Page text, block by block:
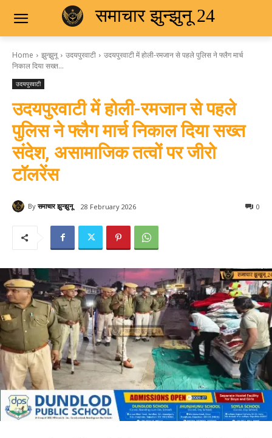
समाचार झुन्झुनू 24
Home झुन्झुनू उदयपुरवाटी
उदयपुरवाटी में होली-रमजान से पहले पुलिस ने फ्लैग मार्च
निकाल दिया सख्त...
उदयपुरवाटी
उदयपुरवाटी में होली-रमजान से पहले
पुलिस ने फ्लैग मार्च निकाल दिया सख्त
संदेश, असामाजिक तत्वों पर जीरो
टॉलरेंस
By समाचार झुन्झुनू 28 February 2026 0